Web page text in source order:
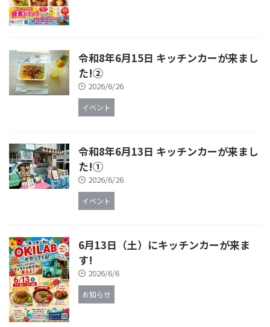
令和8年6月15日 キッチンカーが来まし
た!②
2026/6/26
イベント
令和8年6月13日 キッチンカーが来まし
た!①
2026/6/26
イベント
6月13日（土）にキッチンカーが来ま
す!
2026/6/6
お知らせ